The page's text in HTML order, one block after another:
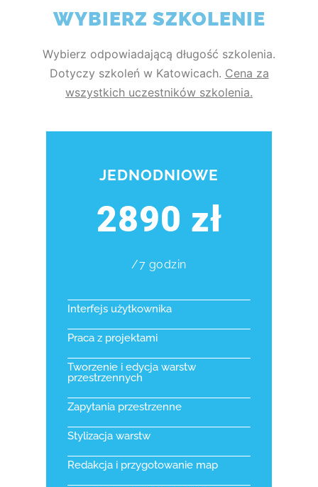
WYBIERZ SZKOLENIE
Wybierz odpowiadającą długość szkolenia.
Dotyczy szkoleń w Katowicach. Cena za
wszystkich uczestników szkolenia.
JEDNODNIOWE
2890 zł
/7 godzin
Interfejs użytkownika
Praca z projektami
Tworzenie i edycja warstw
przestrzennych
Zapytania przestrzenne
Stylizacja warstw
Redakcja i przygotowanie map